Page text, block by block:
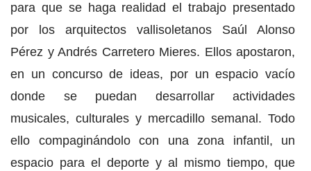
para que se haga realidad el trabajo presentado
por los arquitectos vallisoletanos Saúl Alonso
Pérez y Andrés Carretero Mieres. Ellos apostaron,
en un concurso de ideas, por un espacio vacío
donde se puedan desarrollar actividades
musicales, culturales y mercadillo semanal. Todo
ello compaginándolo con una zona infantil, un
espacio para el deporte y al mismo tiempo, que